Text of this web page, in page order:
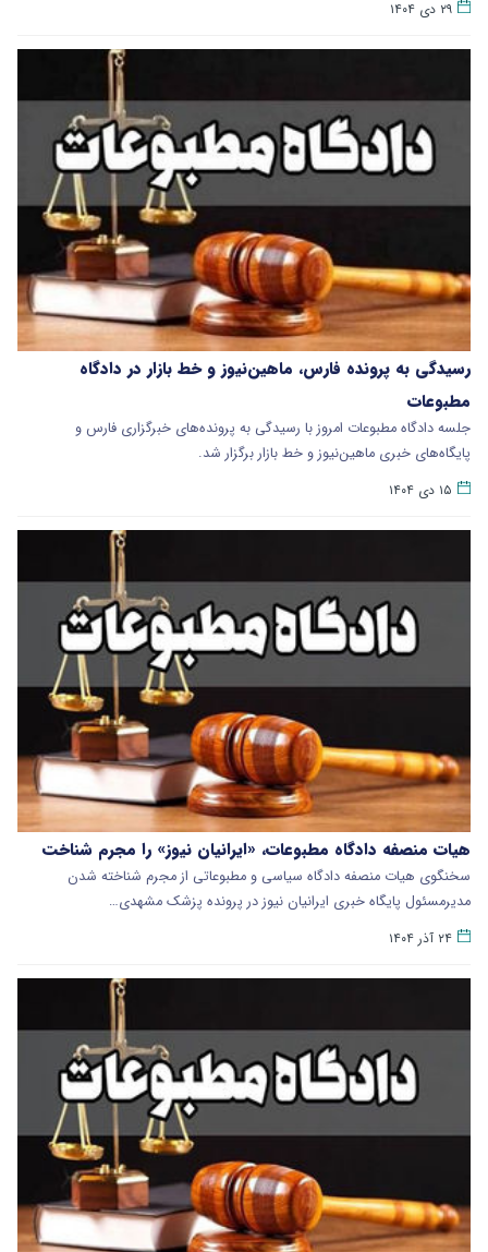
۲۹ دی ۱۴۰۴
رسیدگی به پرونده فارس، ماهین‌نیوز و خط بازار در دادگاه
مطبوعات
جلسه دادگاه مطبوعات امروز با رسیدگی به پرونده‌های خبرگزاری فارس و
پایگاه‌های خبری ماهین‌نیوز و خط بازار برگزار شد.
۱۵ دی ۱۴۰۴
هیات منصفه دادگاه مطبوعات، «ایرانیان نیوز» را مجرم شناخت
سخنگوی هیات منصفه دادگاه سیاسی و مطبوعاتی از مجرم شناخته شدن
مدیرمسئول پایگاه خبری ایرانیان نیوز در پرونده پزشک مشهدی…
۲۴ آذر ۱۴۰۴